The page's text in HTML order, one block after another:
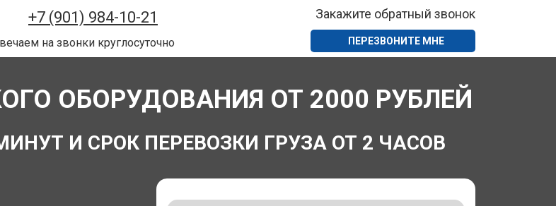
+7 (901) 984-10-21
на звонки круглосуточно
Закажите обратный звонок
ПЕРЕЗВОНИТЕ МНЕ
ОБОРУДОВАНИЯ ОТ 2000 РУБЛЕЙ
И СРОК ПЕРЕВОЗКИ ГРУЗА ОТ 2 ЧАСОВ